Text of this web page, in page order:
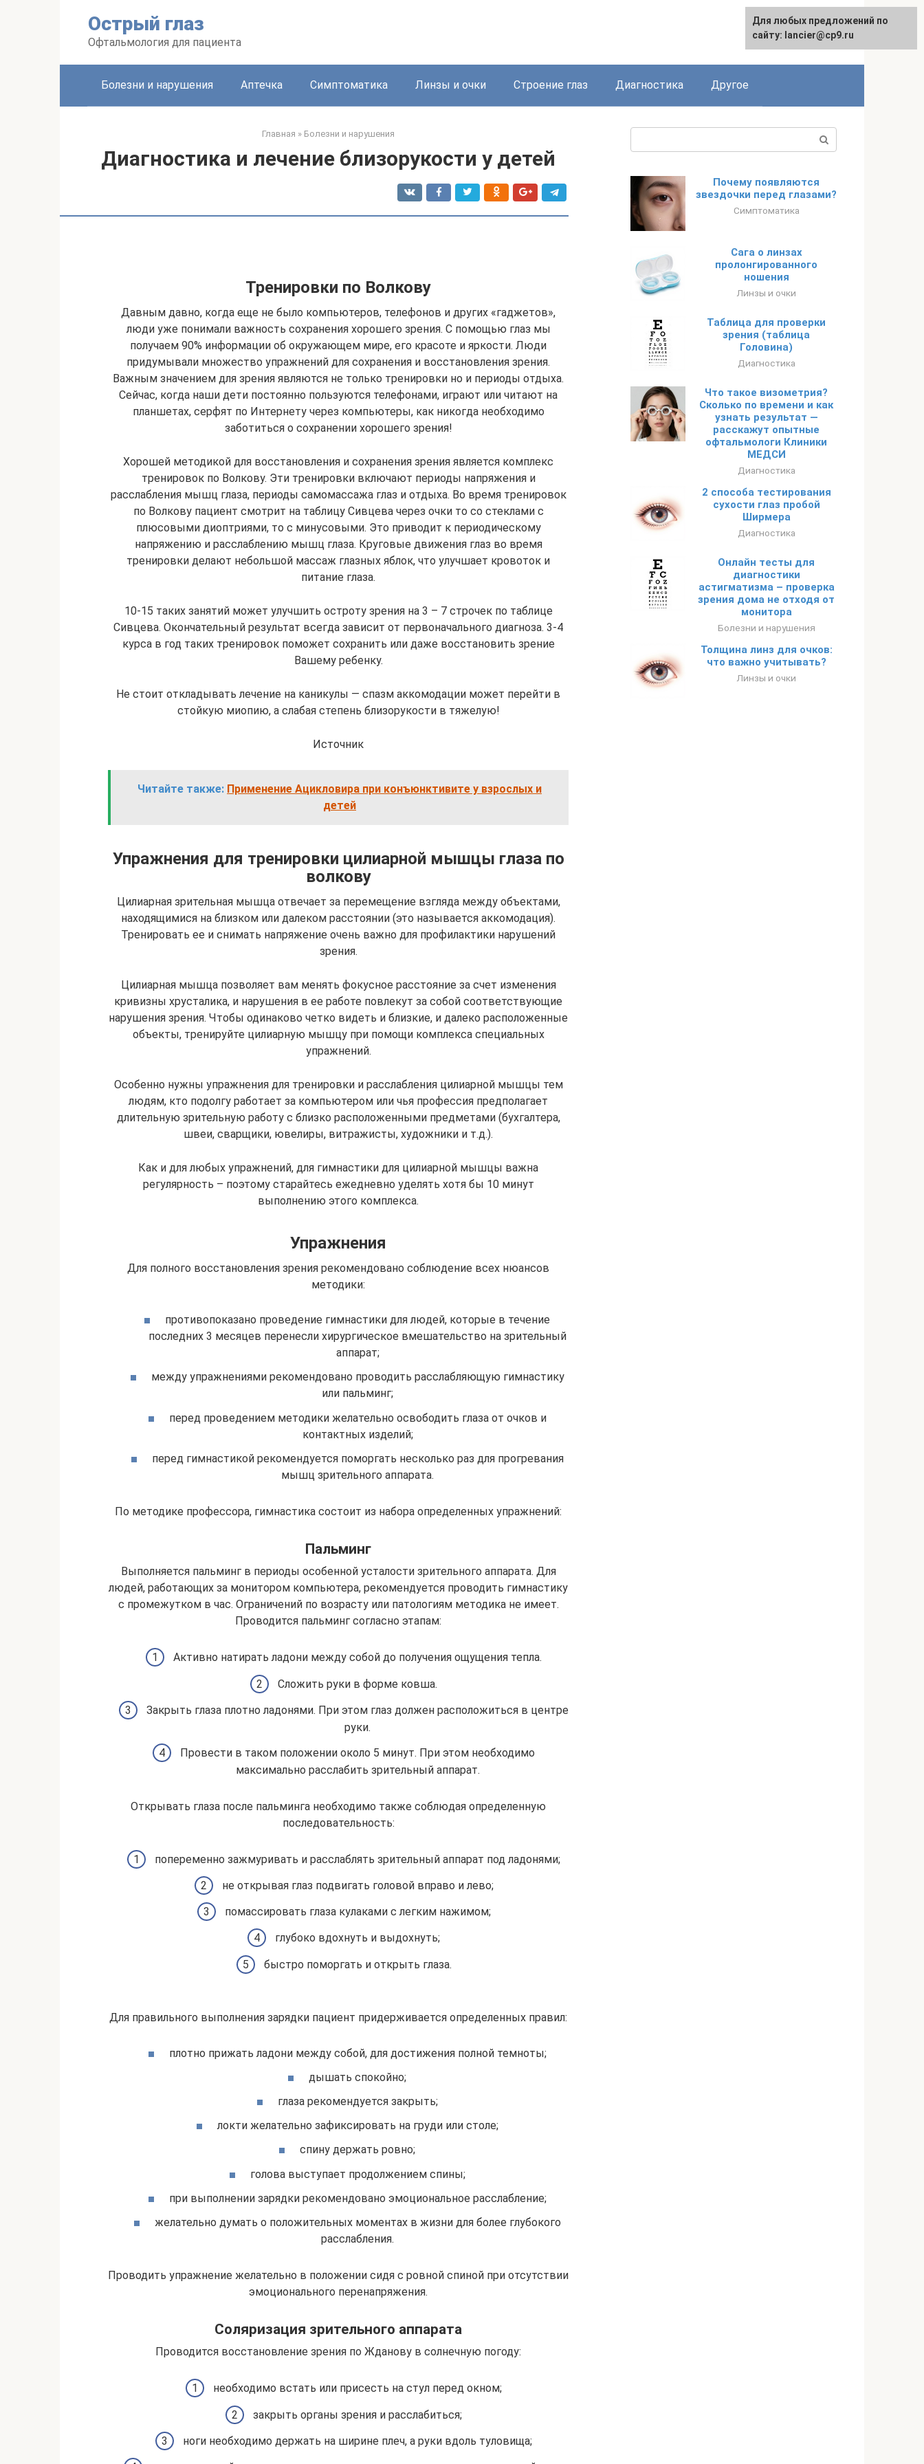
Острый глаз
Офтальмология для пациента
Болезни и нарушения Аптечка Симптоматика Линзы и очки Строение глаз Диагностика Другое
Главная » Болезни и нарушения
Диагностика и лечение близорукости у детей
Тренировки по Волкову
Давным давно, когда еще не было компьютеров, телефонов и других «гаджетов»,
люди уже понимали важность сохранения хорошего зрения. С помощью глаз мы
получаем 90% информации об окружающем мире, его красоте и яркости. Люди
придумывали множество упражнений для сохранения и восстановления зрения.
Важным значением для зрения являются не только тренировки но и периоды отдыха.
Сейчас, когда наши дети постоянно пользуются телефонами, играют или читают на
планшетах, серфят по Интернету через компьютеры, как никогда необходимо
заботиться о сохранении хорошего зрения!
Хорошей методикой для восстановления и сохранения зрения является комплекс
тренировок по Волкову. Эти тренировки включают периоды напряжения и
расслабления мышц глаза, периоды самомассажа глаз и отдыха. Во время тренировок
по Волкову пациент смотрит на таблицу Сивцева через очки то со стеклами с
плюсовыми диоптриями, то с минусовыми. Это приводит к периодическому
напряжению и расслаблению мышц глаза. Круговые движения глаз во время
тренировки делают небольшой массаж глазных яблок, что улучшает кровоток и
питание глаза.
10-15 таких занятий может улучшить остроту зрения на 3 – 7 строчек по таблице
Сивцева. Окончательный результат всегда зависит от первоначального диагноза. 3-4
курса в год таких тренировок поможет сохранить или даже восстановить зрение
Вашему ребенку.
Не стоит откладывать лечение на каникулы — спазм аккомодации может перейти в
стойкую миопию, а слабая степень близорукости в тяжелую!
Источник
Читайте также: Применение Ацикловира при конъюнктивите у взрослых и
детей
Упражнения для тренировки цилиарной мышцы глаза по
волкову
Цилиарная зрительная мышца отвечает за перемещение взгляда между объектами,
находящимися на близком или далеком расстоянии (это называется аккомодация).
Тренировать ее и снимать напряжение очень важно для профилактики нарушений
зрения.
Цилиарная мышца позволяет вам менять фокусное расстояние за счет изменения
кривизны хрусталика, и нарушения в ее работе повлекут за собой соответствующие
нарушения зрения. Чтобы одинаково четко видеть и близкие, и далеко расположенные
объекты, тренируйте цилиарную мышцу при помощи комплекса специальных
упражнений.
Особенно нужны упражнения для тренировки и расслабления цилиарной мышцы тем
людям, кто подолгу работает за компьютером или чья профессия предполагает
длительную зрительную работу с близко расположенными предметами (бухгалтера,
швеи, сварщики, ювелиры, витражисты, художники и т.д.).
Как и для любых упражнений, для гимнастики для цилиарной мышцы важна
регулярность – поэтому старайтесь ежедневно уделять хотя бы 10 минут
выполнению этого комплекса.
Упражнения
Для полного восстановления зрения рекомендовано соблюдение всех нюансов
методики:
противопоказано проведение гимнастики для людей, которые в течение
последних 3 месяцев перенесли хирургическое вмешательство на зрительный
аппарат;
между упражнениями рекомендовано проводить расслабляющую гимнастику
или пальминг;
перед проведением методики желательно освободить глаза от очков и
контактных изделий;
перед гимнастикой рекомендуется поморгать несколько раз для прогревания
мышц зрительного аппарата.
По методике профессора, гимнастика состоит из набора определенных упражнений:
Пальминг
Выполняется пальминг в периоды особенной усталости зрительного аппарата. Для
людей, работающих за монитором компьютера, рекомендуется проводить гимнастику
с промежутком в час. Ограничений по возрасту или патологиям методика не имеет.
Проводится пальминг согласно этапам:
Активно натирать ладони между собой до получения ощущения тепла.
Сложить руки в форме ковша.
Закрыть глаза плотно ладонями. При этом глаз должен расположиться в центре
руки.
Провести в таком положении около 5 минут. При этом необходимо
максимально расслабить зрительный аппарат.
Открывать глаза после пальминга необходимо также соблюдая определенную
последовательность:
попеременно зажмуривать и расслаблять зрительный аппарат под ладонями;
не открывая глаз подвигать головой вправо и лево;
помассировать глаза кулаками с легким нажимом;
глубоко вдохнуть и выдохнуть;
быстро поморгать и открыть глаза.
Для правильного выполнения зарядки пациент придерживается определенных правил:
плотно прижать ладони между собой, для достижения полной темноты;
дышать спокойно;
глаза рекомендуется закрыть;
локти желательно зафиксировать на груди или столе;
спину держать ровно;
голова выступает продолжением спины;
при выполнении зарядки рекомендовано эмоциональное расслабление;
желательно думать о положительных моментах в жизни для более глубокого
расслабления.
Проводить упражнение желательно в положении сидя с ровной спиной при отсутствии
эмоционального перенапряжения.
Соляризация зрительного аппарата
Проводится восстановление зрения по Жданову в солнечную погоду:
необходимо встать или присесть на стул перед окном;
закрыть органы зрения и расслабиться;
ноги необходимо держать на ширине плеч, а руки вдоль туловища;
Почему появляются
звездочки перед глазами?
Симптоматика
Сага о линзах
пролонгированного
ношения
Линзы и очки
Таблица для проверки
зрения (таблица
Головина)
Диагностика
Что такое визометрия?
Сколько по времени и как
узнать результат —
расскажут опытные
офтальмологи Клиники
МЕДСИ
Диагностика
2 способа тестирования
сухости глаз пробой
Ширмера
Диагностика
Онлайн тесты для
диагностики
астигматизма – проверка
зрения дома не отходя от
монитора
Болезни и нарушения
Толщина линз для очков:
что важно учитывать?
Линзы и очки
Для любых предложений по
сайту: lancier@cp9.ru